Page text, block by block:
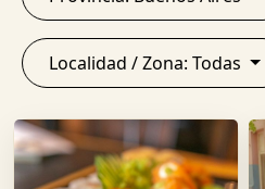
Localidad / Zona: Todas